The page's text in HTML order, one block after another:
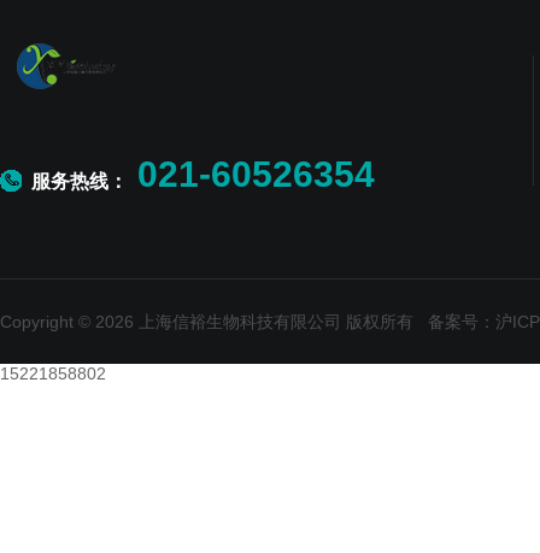
服务热线： 021-60526354
Copyright © 2026 上海信裕生物科技有限公司 版权所有 备案号：沪
15221858802